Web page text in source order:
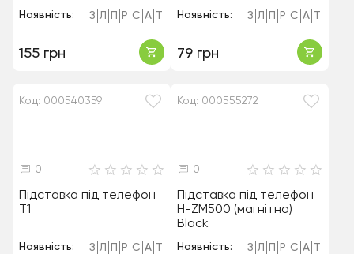
Наявність: З Л Р С А
155 грн
Наявність: З Л Р С А
79 грн
Код: 000540359
0
Підставка під телефон
T1
Наявність: З Л Р С А
Код: 000555272
0
Підставка під телефон
H-ZM500 (магнітна)
Black
Наявність: З Л Р С А